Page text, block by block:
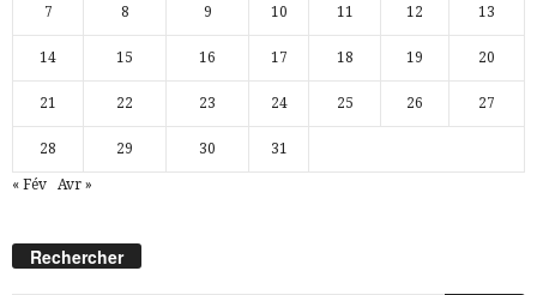
7 8 9 10 11 12 13
14 15 16 17 18 19 20
21 22 23 24 25 26 27
28 29 30 31
« Fév Avr »
Rechercher